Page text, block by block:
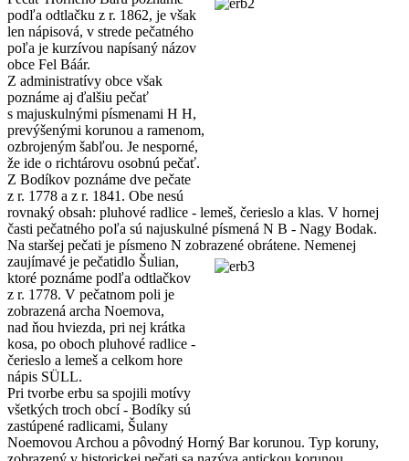
podľa odtlačku z r. 1862, je však
len nápisová, v strede pečatného
poľa je kurzívou napísaný názov
obce Fel Báár.
Z administratívy obce však
poznáme aj ďalšiu pečať
s majuskulnými písmenami H H,
prevýšenými korunou a ramenom,
ozbrojeným šabľou. Je nesporné,
že ide o richtárovu osobnú pečať.
Z Bodíkov poznáme dve pečate
z r. 1778 a z r. 1841. Obe nesú
rovnaký obsah: pluhové radlice - lemeš, čerieslo a klas. V hornej
časti pečatného poľa sú najuskulné písmená N B - Nagy Bodak.
Na staršej pečati je písmeno N zobrazené obrátene. Nemenej
zaujímavé je pečatidlo Šulian,
ktoré poznáme podľa odtlačkov
z r. 1778. V pečatnom poli je
zobrazená archa Noemova,
nad ňou hviezda, pri nej krátka
kosa, po oboch pluhové radlice -
čerieslo a lemeš a celkom hore
nápis SÜLL.
Pri tvorbe erbu sa spojili motívy
všetkých troch obcí - Bodíky sú
zastúpené radlicami, Šulany
Noemovou Archou a pôvodný Horný Bar korunou. Typ koruny,